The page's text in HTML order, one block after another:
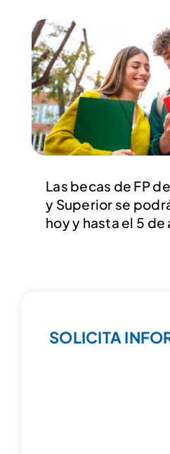
Las becas de FP
y Superior se
hoy y hasta el 5
SOLICITA